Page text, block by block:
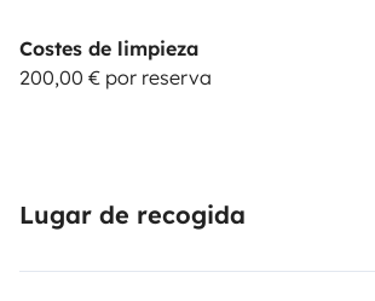
Costes de limpieza
200,00 € por reserva
Lugar de recogida